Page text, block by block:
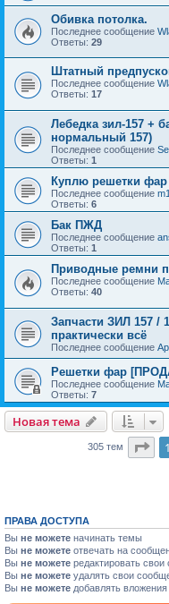
Обивка потолка.
Последнее сообщение
Ответы: 29
Штатный
Последнее сообщение
Ответы: 17
Лебедка зил-157 +
нормальный 157)
Последнее сообщение
Ответы: 1
Куплю решетки
Последнее сообщение
Ответы: 6
Бак ПЖД
Последнее сообщение
Ответы: 1
Приводные ремни
Последнее сообщение
Ответы: 40
Запчасти ЗИЛ 157 /
практически всё
Последнее сообщение
Решетки фар
Последнее сообщение
Ответы: 7
Новая тема
305 тем 1
ПРАВА ДОСТУПА
Вы не можете начинать темы
Вы не можете отвечать на
Вы не можете редактировать
Вы не можете удалять свои
Вы не можете добавлять вложения